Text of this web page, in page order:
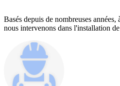
Basés depuis de nombreuses
nous intervenons dans l'installation